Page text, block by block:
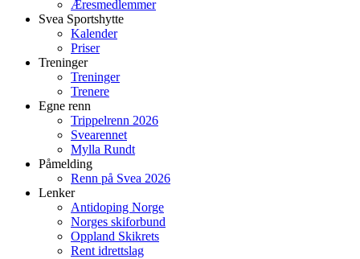
Æresmedlemmer
Svea Sportshytte
Kalender
Priser
Treninger
Treninger
Trenere
Egne renn
Trippelrenn 2026
Svearennet
Mylla Rundt
Påmelding
Renn på Svea 2026
Lenker
Antidoping Norge
Norges skiforbund
Oppland Skikrets
Rent idrettslag